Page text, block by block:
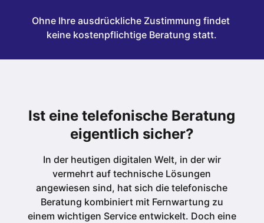
Ohne Ihre ausdrückliche Zustimmung findet
keine kostenpflichtige Beratung statt.
Ist eine telefonische Beratung
eigentlich sicher?
In der heutigen digitalen Welt, in der wir
vermehrt auf technische Lösungen
angewiesen sind, hat sich die telefonische
Beratung kombiniert mit Fernwartung zu
einem wichtigen Service entwickelt. Doch eine